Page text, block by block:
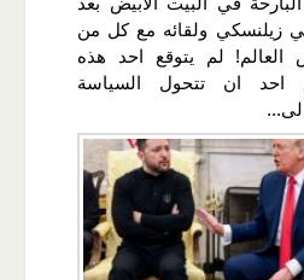
زيلنسكي ولقائه مع كل من
لم يتوقع احد هذه
احد ان تتحول السياسة